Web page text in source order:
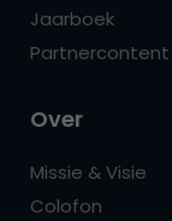
Jaarboek
Partnercontent
Over
Missie & Visie
Colofon